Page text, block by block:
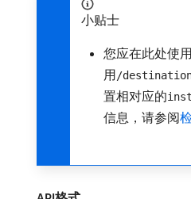
小贴士
您应在此处使
用/
置相对应的
信息，请参阅